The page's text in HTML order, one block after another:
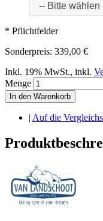
-- Bitte wählen
* Pflichtfelder
Sonderpreis: 339,00 €
Inkl. 19% MwSt., inkl.
Menge
In den Warenkorb
| Auf die